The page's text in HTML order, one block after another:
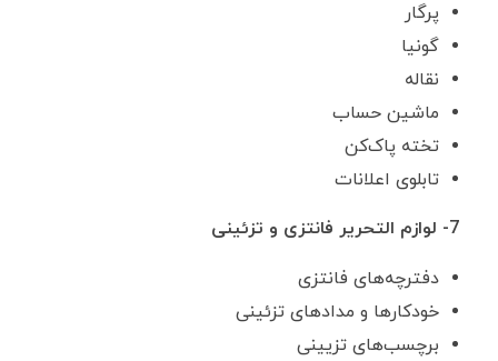
پرگار
گونیا
نقاله
ماشین حساب
تخته پاک‌کن
تابلوی اعلانات
7- لوازم التحریر فانتزی و تزئینی
دفترچه‌های فانتزی
خودکارها و مدادهای تزئینی
برچسب‌های تزیینی